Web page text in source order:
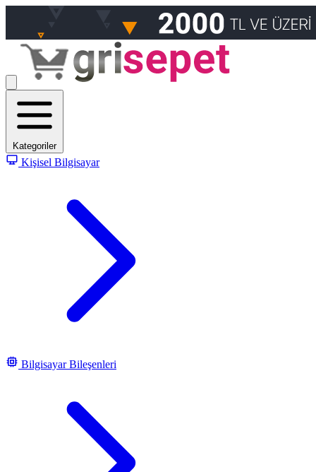
Kategoriler
Kişisel Bilgisayar
Bilgisayar Bileşenleri